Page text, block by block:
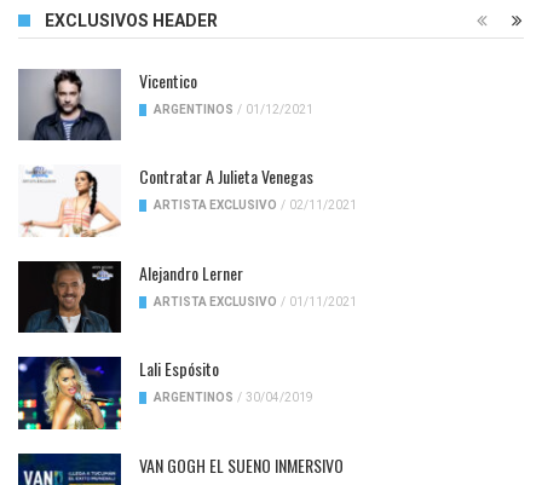
EXCLUSIVOS HEADER
Vicentico
ARGENTINOS / 01/12/2021
Contratar A Julieta Venegas
ARTISTA EXCLUSIVO / 02/11/2021
Alejandro Lerner
ARTISTA EXCLUSIVO / 01/11/2021
Lali Espósito
ARGENTINOS / 30/04/2019
VAN GOGH EL SUENO INMERSIVO